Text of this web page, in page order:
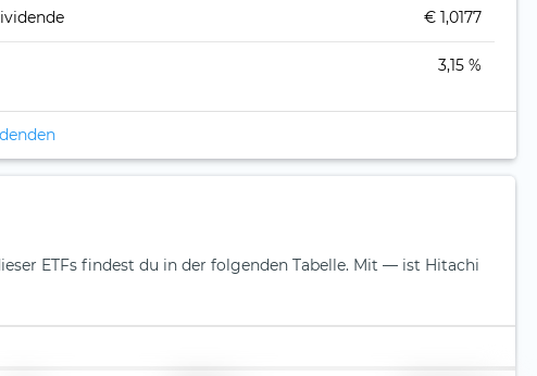
€ 1,0177
3,15 %
ETFs findest du in der folgenden Tabelle. Mit — ist Hitachi